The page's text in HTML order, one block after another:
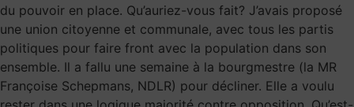
du pouvoir en place. Qu’auriez-vous fait? J’avais proposé
une union citoyenne et communale, avec tous les partis
politiques pour faire front avec la population dans son
ensemble. Il a fallu une semaine à la bourgmestre (la MR
Françoise Schepmans, NDLR) pour décliner. Elle a voulu